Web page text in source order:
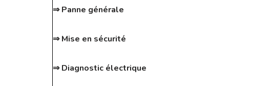
⇒ Panne générale
⇒ Mise en sécurité
⇒ Diagnostic électrique